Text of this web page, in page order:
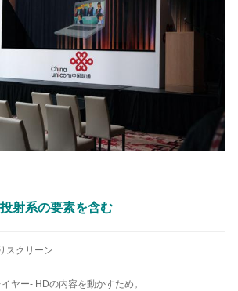
射系の要素を含む
スクリーン
ヤー- HDの内容を動かすため。